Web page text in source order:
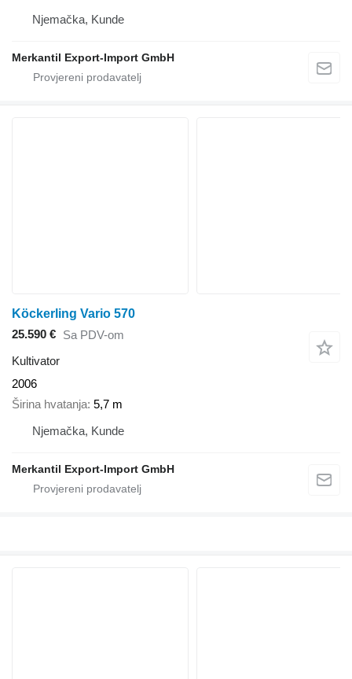
Njemačka, Kunde
Merkantil Export-Import GmbH
Köckerling Vario 570
25.590 € Sa PDV-om
Kultivator
2006
Širina hvatanja 5,7 m
Njemačka, Kunde
Merkantil Export-Import GmbH